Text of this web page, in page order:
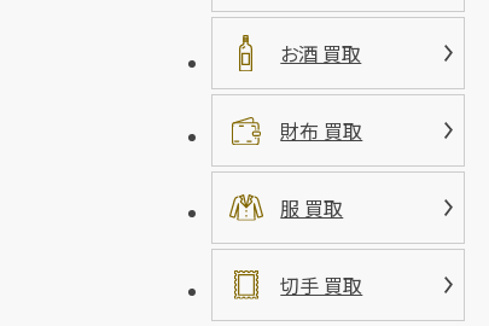
お酒 買取
財布 買取
服 買取
切手 買取